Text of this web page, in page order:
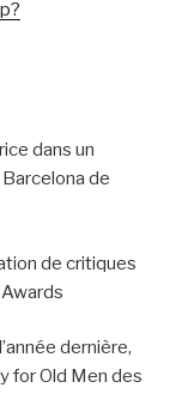
dans un
de
de critiques
dernière,
for Old Men des